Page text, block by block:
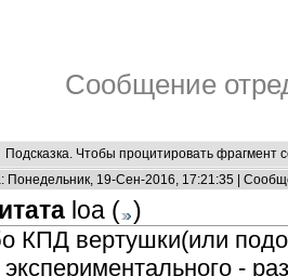
Сообщение
Подсказка. Чтобы процитировать фрагмент
Понедельник, 19-Сен-2016, 17:21:35 |
loa ( )
КПД вертушки(или
экспериментального -